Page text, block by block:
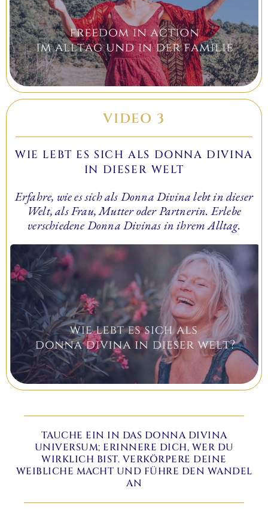
VIDEO 3
WIE LEBT ES SICH ALS DONNA DIVINA
IN DIESER WELT
Erfahre, wie es sich als Donna Divina lebt in dieser
Welt, als Frau, Mutter oder Partnerin. Erlebe
verschiedene Donna Divinas in ihrem Alltag.
TAUCHE EIN IN DAS DONNA DIVINA
UNIVERSUM; ERINNERE DICH, WER DU
WIRKLICH BIST. VERKÖRPERE DEINE
WEIBLICHE MACHT UND FÜHRE DEN WANDEL
AN